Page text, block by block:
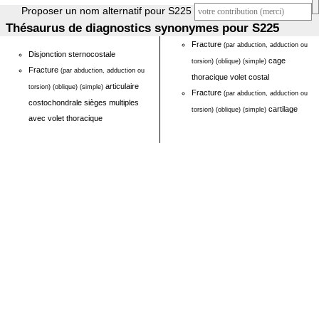
Proposer un nom alternatif pour S225
Thésaurus de diagnostics synonymes pour S225
Disjonction sternocostale
Fracture (par abduction, adduction ou
torsion) (oblique) (simple) articulaire
costochondrale sièges multiples
avec volet thoracique
Fracture (par abduction, adduction ou
torsion) (oblique) (simple) cage
thoracique volet costal
Fracture (par abduction, adduction ou
torsion) (oblique) (simple) cartilage